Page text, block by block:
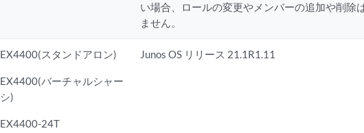
い場合、ロールの変更やメンバーの追加や削除
ません。
EX4400(スタンドアロン)
EX4400(バーチャルシャー
シ)
EX4400-24T
Junos OS リリース 21.1R1.11